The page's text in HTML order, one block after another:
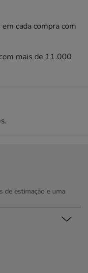
cada compra com
mais de 11.000
de estimação e uma